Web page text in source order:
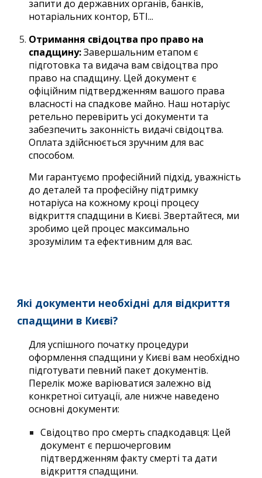
запити до державних органів, банків,
нотаріальних контор, БТІ...
Отримання свідоцтва про право на
спадщину:Завершальним етапом є
підготовка та видача вам свідоцтва про
право на спадщину. Цей документ є
офіційним підтвердженням вашого права
власності на спадкове майно. Наш нотаріус
ретельно перевірить усі документи та
забезпечить законність видачі свідоцтва.
Оплата здійснюється зручним для вас
способом.
Ми гарантуємо професійний підхід, уважність
до деталей та професійну підтримку
нотаріуса на кожному кроці процесу
відкриття спадщини в Києві. Звертайтеся, ми
зробимо цей процес максимально
зрозумілим та ефективним для вас.
Які документи необхідні для відкриття
спадщини в Києві?
Для успішного початку процедури
оформлення спадщини у Києві вам необхідно
підготувати певний пакет документів.
Перелік може варіюватися залежно від
конкретної ситуації, але нижче наведено
основні документи:
Свідоцтво про смерть спадкодавця: Цей
документ є першочерговим
підтвердженням факту смерті та дати
відкриття спадщини.